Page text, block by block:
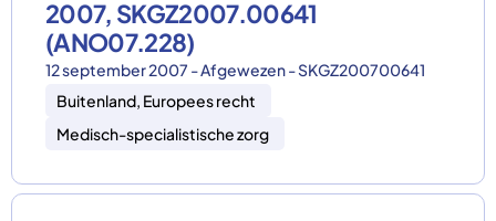
2007, SKGZ2007.00641
(ANO07.228)
12 september 2007 - Afgewezen - SKGZ200700641
Buitenland, Europees recht
Medisch-specialistische zorg